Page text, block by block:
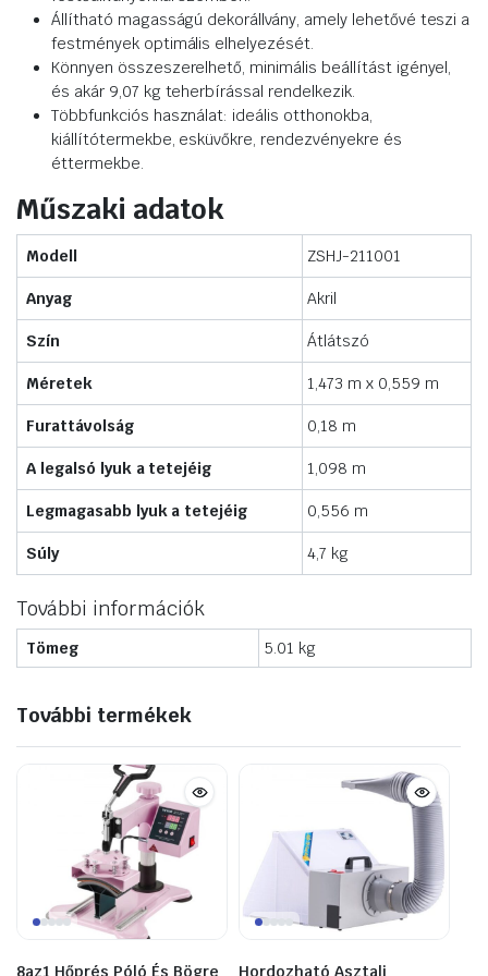
Állítható magasságú dekorállvány, amely lehetővé teszi a
festmények optimális elhelyezését.
Könnyen összeszerelhető, minimális beállítást igényel,
és akár 9,07 kg teherbírással rendelkezik.
Többfunkciós használat: ideális otthonokba,
kiállítótermekbe, esküvőkre, rendezvényekre és
éttermekbe.
Műszaki adatok
Modell ZSHJ-211001
Anyag Akril
Szín Átlátszó
Méretek 1,473 m x 0,559 m
Furattávolság 0,18 m
A legalsó lyuk a tetejéig 1,098 m
Legmagasabb lyuk a tetejéig 0,556 m
Súly 4,7 kg
További információk
Tömeg 5.01 kg
További termékek
8az1 Hőprés Póló És Bögre
Hordozható Asztali